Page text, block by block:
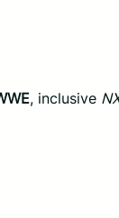
, inclusive